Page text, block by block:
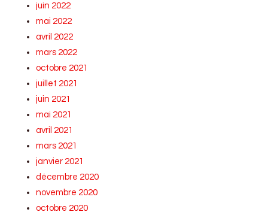
juin 2022
mai 2022
avril 2022
mars 2022
octobre 2021
juillet 2021
juin 2021
mai 2021
avril 2021
mars 2021
janvier 2021
décembre 2020
novembre 2020
octobre 2020